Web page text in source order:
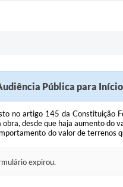
Pública para
no artigo 145 da Constituição
desde que haja aumento
do valor de
expirou.